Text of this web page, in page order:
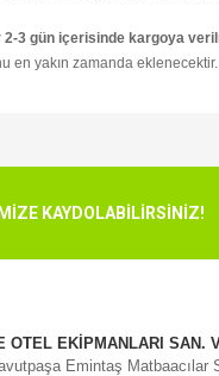
2-3 gün içerisinde kargoya
en yakın zamanda eklenecektir.
KAYDOLABİLİRSİNİZ!
OTEL EKİPMANLARI SAN.
Emintaş Matbaacılar